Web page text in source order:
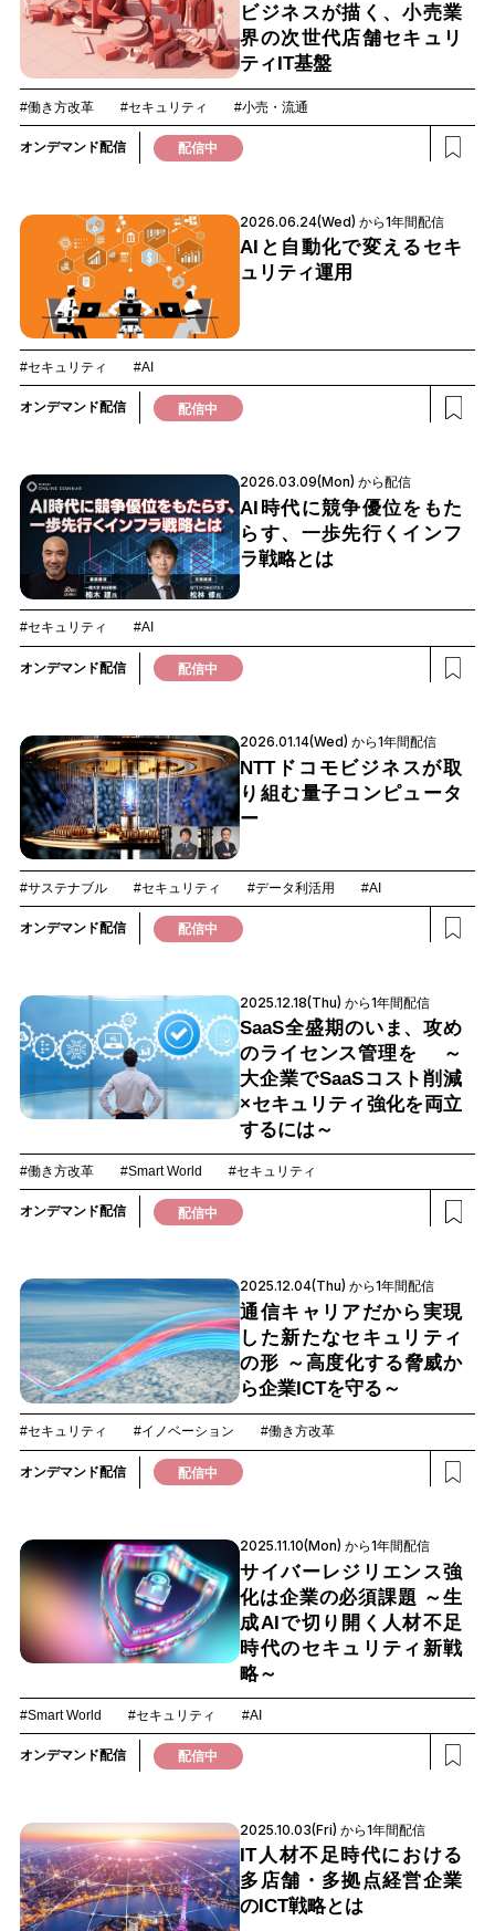
ビジネスが描く、小売業
界の次世代店舗セキュリ
ティIT基盤
#働き方改革 #セキュリティ #小売・流通
オンデマンド配信 配信中
2026.06.24(Wed) から1年間配信
AIと自動化で変えるセキ
ュリティ運用
#セキュリティ #AI
オンデマンド配信 配信中
2026.03.09(Mon) から配信
AI時代に競争優位をもた
らす、一歩先行くインフ
ラ戦略とは
#セキュリティ #AI
オンデマンド配信 配信中
2026.01.14(Wed) から1年間配信
NTTドコモビジネスが取
り組む量子コンピュータ
ー
#サステナブル #セキュリティ #データ利活用 #AI
オンデマンド配信 配信中
2025.12.18(Thu) から1年間配信
SaaS全盛期のいま、攻め
のライセンス管理を ～
大企業でSaaSコスト削減
×セキュリティ強化を両立
するには～
#働き方改革 #Smart World #セキュリティ
オンデマンド配信 配信中
2025.12.04(Thu) から1年間配信
通信キャリアだから実現
した新たなセキュリティ
の形 ～高度化する脅威か
ら企業ICTを守る～
#セキュリティ #イノベーション #働き方改革
オンデマンド配信 配信中
2025.11.10(Mon) から1年間配信
サイバーレジリエンス強
化は企業の必須課題 ～生
成AIで切り開く人材不足
時代のセキュリティ新戦
略～
#Smart World #セキュリティ #AI
オンデマンド配信 配信中
2025.10.03(Fri) から1年間配信
IT人材不足時代における
多店舗・多拠点経営企業
のICT戦略とは